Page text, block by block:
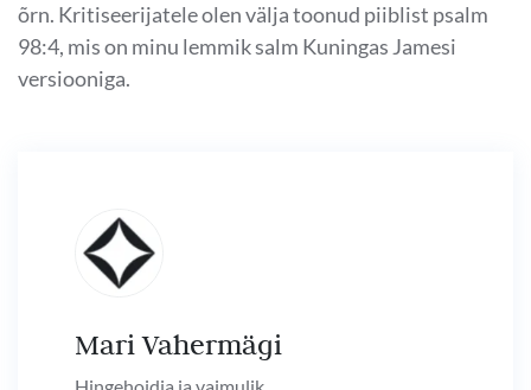
õrn. Kritiseerijatele olen välja toonud piiblist psalm
98:4, mis on minu lemmik salm Kuningas Jamesi
versiooniga.
Mari Vahermägi